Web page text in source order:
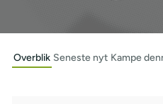
Overblik Seneste nyt Kampe